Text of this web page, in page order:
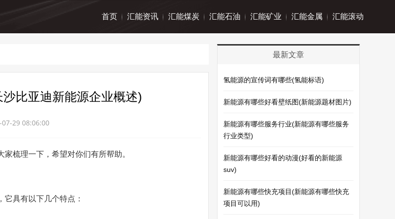
首页 汇能资讯 汇能煤炭 汇能石油 汇能矿业 汇能金属 汇能滚动
比亚迪新能源企业概述)
07-29 08:06:00
梳理一下，希望对你们有所帮助。
具有以下几个特点：
最新文章
氢能源的宣传词有哪些(氢能标语)
新能源有哪些好看壁纸图(新能源题材图片)
新能源有哪些服务行业(新能源有哪些服务
行业类型)
新能源有哪些好看的动漫(好看的新能源
suv)
新能源有哪些快充项目(新能源有哪些快充
项目可以用)